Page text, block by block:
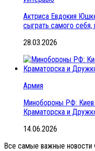
Актриса Евдокия
сыграть самого себя,
28.03.2026
Армия
Минобороны РФ: Киев
Краматорска и
14.06.2026
Все самые важные